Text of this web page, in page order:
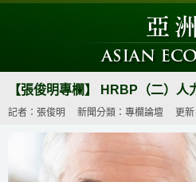
【張俊明專欄】 HRBP（二）人
記者：張俊明 新聞分類：專欄論壇 更